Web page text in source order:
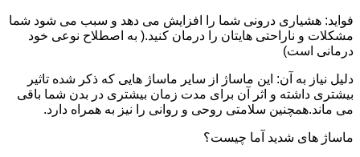
فواید: هشیاری درونی شما را افزایش می دهد و سبب می شود شما
مشکلات و ناراحتی هایتان را درمان کنید.( به اصطلاح نوعی خود
درمانی است)
دلیل نیاز به آن: این ماساژ از سایر ماساژ هایی که ذکر شده تاثیر
بیشتری داشته و اثر آن برای مدت زمان بیشتری در بدن شما باقی
می ماند.همچنین سلامتی روحی و روانی را نیز به همراه دارد.
ماساژ های شدید آما چیست؟